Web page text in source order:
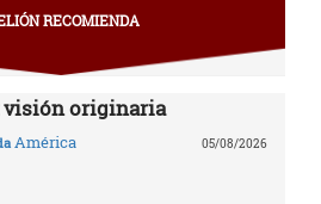
RECOMIENDA
visión originaria
América
05/08/2026